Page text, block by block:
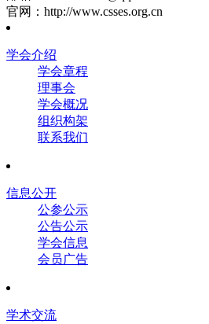
官网：http://www.csses.org.cn
学会介绍
学会章程
理事会
学会概况
组织构架
联系我们
信息公开
公参公示
公告公示
学会信息
会员广告
学术交流